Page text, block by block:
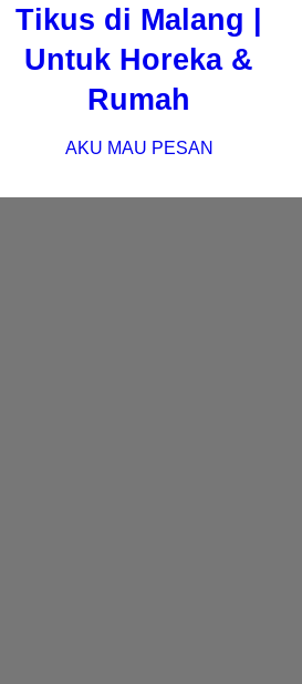
Tikus di Malang |
Untuk Horeka &
Rumah
AKU MAU PESAN